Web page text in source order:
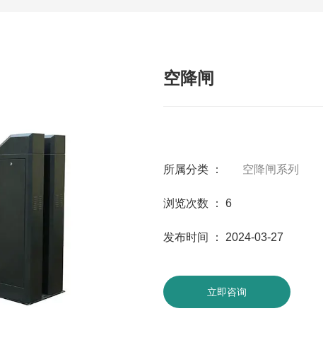
空降闸
所属分类 ： 空降闸系列
浏览次数 ： 6
发布时间 ： 2024-03-27
立即咨询